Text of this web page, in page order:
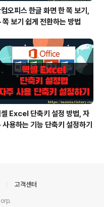
오피스 한글 화면 한 쪽 보기,
쪽 보기 쉽게 전환하는 방법
Excel 단축키 설정 방법, 자
사용하는 기능 단축키 설정하기
고객센터